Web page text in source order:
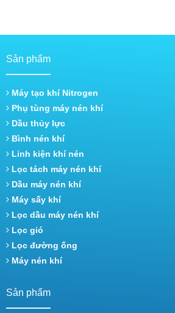
Sản phẩm
Máy tạo khí Nitrogen
Phụ tùng máy nén khí
Dầu thủy lực
Bình nén khí
Linh kiện khí nén
Lọc tách máy nén khí
Dầu máy nén khí
Máy sấy khí
Lọc dầu máy nén khí
Lọc gió
Lọc đường ống
Máy nén khí
Sản phẩm